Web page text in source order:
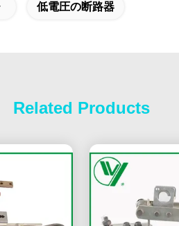
低電圧の断路器
Related Products